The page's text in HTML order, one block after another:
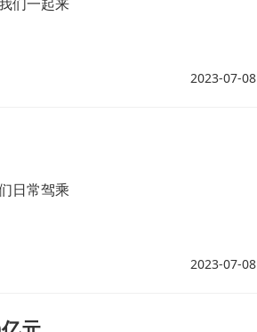
2023-07-08
日常驾乘
2023-07-08